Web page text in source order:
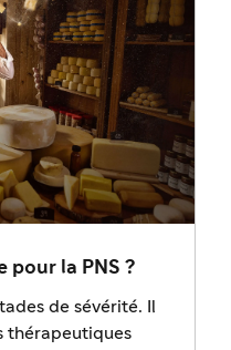
pour la PNS ?
de sévérité. Il
thérapeutiques